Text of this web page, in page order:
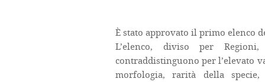
È stato approvato il primo elenco
L’elenco, diviso per
contraddistinguono per l’elevato
morfologia, rarità della